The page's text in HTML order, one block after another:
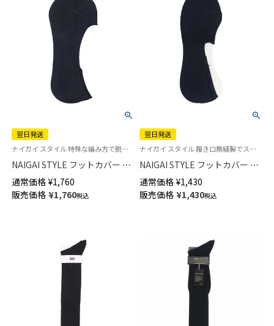
翌日発送
ナイガイ スタイル 特殊な編み方で脱げにくい カバーソックス 靴下ローファーイン
NAIGAI STYLE フットカバー フ
ィット感アップ 浅履き かかと
滑り止め付き メンズ【365日最
短翌日発送】02352112
通常価格 ¥1,760
販売価格 ¥1,760税込
翌日発送
ナイガイ スタイル 履き口無縫製でストレスフリー カバーソックス【23-25cm】【25-27cm】【27-29cm】
NAIGAI STYLE フットカバー 鹿
の子編み 浅履き かかと滑り止
め付き メンズ 【365日最短翌日
発送】 02352111
通常価格 ¥1,430
販売価格 ¥1,430税込